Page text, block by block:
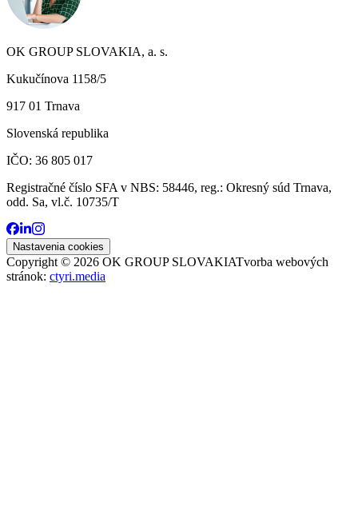
OK GROUP SLOVAKIA, a. s.
Kukučínova 1158/5
917 01 Trnava
Slovenská republika
IČO: 36 805 017
Registračné číslo SFA v NBS: 58446, reg.: Okresný súd Trnava,
odd. Sa, vl.č. 10735/T
Nastavenia cookies
Copyright © 2026 OK GROUP SLOVAKIATvorba webových
stránok: ctyri.media